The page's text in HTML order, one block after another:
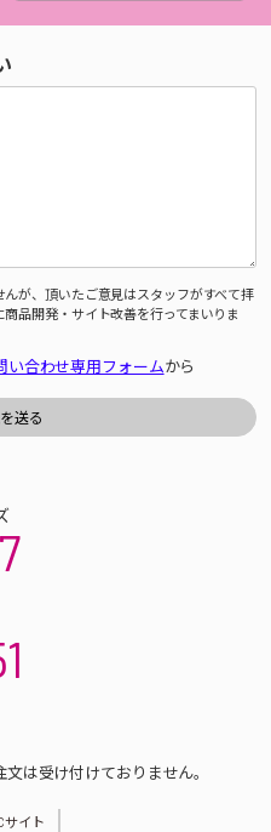
が、頂いたご意見はスタッフがすべて拝
品開発・サイト改善を行ってまいりま
い合わせ専用フォームから
は受け付けておりません。
サイト